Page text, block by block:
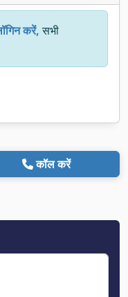
करें,सभी
कॉल करें